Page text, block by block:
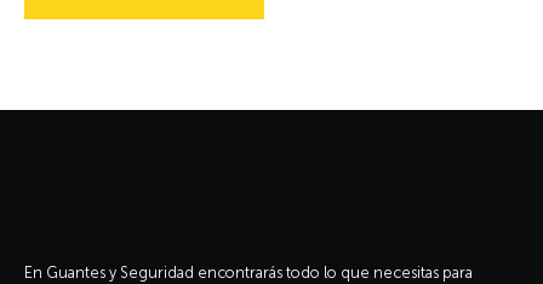
En Guantes y Seguridad encontrarás todo lo que necesitas para